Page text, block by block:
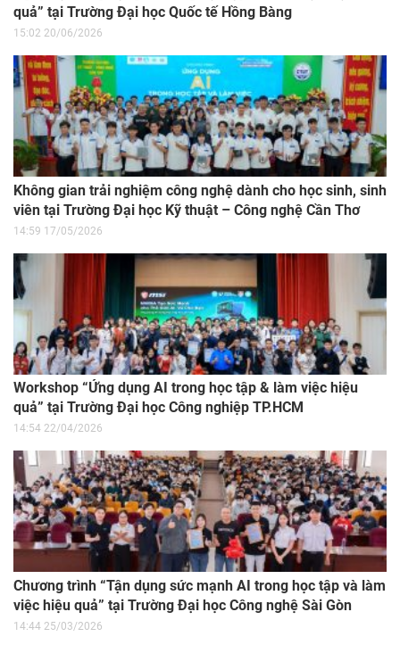
quả” tại Trường Đại học Quốc tế Hồng Bàng
15:02 20/06/2026
Không gian trải nghiệm công nghệ dành cho học sinh, sinh
viên tại Trường Đại học Kỹ thuật – Công nghệ Cần Thơ
14:59 17/05/2026
Workshop “Ứng dụng AI trong học tập & làm việc hiệu
quả” tại Trường Đại học Công nghiệp TP.HCM
14:54 22/04/2026
Chương trình “Tận dụng sức mạnh AI trong học tập và làm
việc hiệu quả” tại Trường Đại học Công nghệ Sài Gòn
14:44 25/03/2026